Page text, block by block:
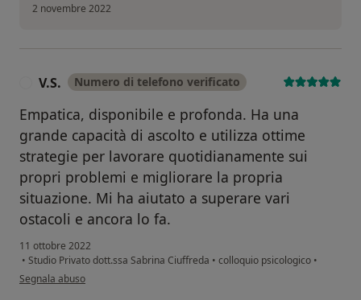
2 novembre 2022
V.S. Numero di telefono verificato
Empatica, disponibile e profonda. Ha una
grande capacità di ascolto e utilizza ottime
strategie per lavorare quotidianamente sui
propri problemi e migliorare la propria
situazione. Mi ha aiutato a superare vari
ostacoli e ancora lo fa.
11 ottobre 2022
• Studio Privato dott.ssa Sabrina Ciuffreda • colloquio psicologico •
secondo l'opinione dell'utente V.S.
Segnala abuso